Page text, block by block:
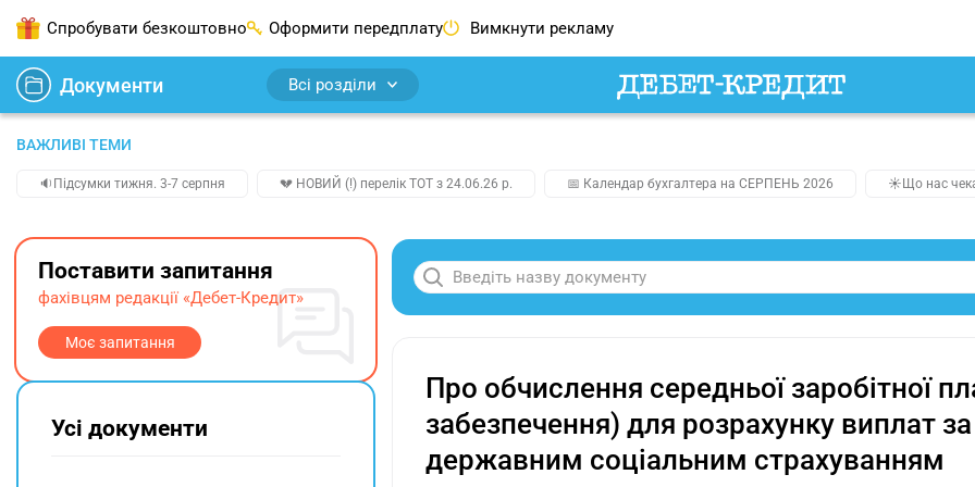
Спробувати безкоштовно Оформити передплату Вимкнути рекламу
Документи Всі розділи
ВАЖЛИВІ ТЕМИ
🔉Підсумки тижня. 3-7 серпня 💔 НОВИЙ (!) перелік ТОТ з 24.06.26 р. 📅 Календар бухгалтера на СЕРПЕНЬ 2026 ☀️Що нас
Про обчислення середньої заробітної
забезпечення) для розрахунку виплат
державним соціальним страхуванням
Поставити запитання
фахівцям редакції «Дебет-Кредит»
Моє запитання
Усі документи